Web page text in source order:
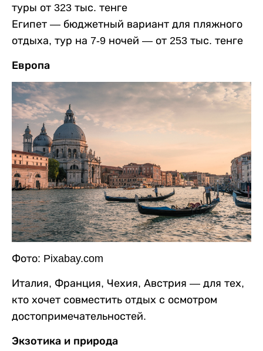
туры от 323 тыс. тенге
Египет — бюджетный вариант для пляжного
отдыха, тур на 7-9 ночей — от 253 тыс. тенге
Европа
Фото: Pixabay.com
Италия, Франция, Чехия, Австрия — для тех,
кто хочет совместить отдых с осмотром
достопримечательностей.
Экзотика и природа